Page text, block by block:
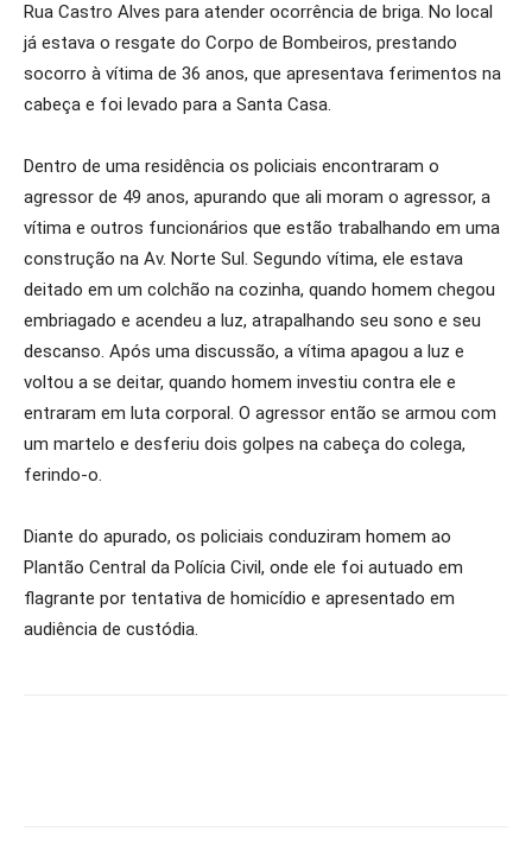
Rua Castro Alves para atender ocorrência de briga. No local
já estava o resgate do Corpo de Bombeiros, prestando
socorro à vítima de 36 anos, que apresentava ferimentos na
cabeça e foi levado para a Santa Casa.
Dentro de uma residência os policiais encontraram o
agressor de 49 anos, apurando que ali moram o agressor, a
vítima e outros funcionários que estão trabalhando em uma
construção na Av. Norte Sul. Segundo vítima, ele estava
deitado em um colchão na cozinha, quando homem chegou
embriagado e acendeu a luz, atrapalhando seu sono e seu
descanso. Após uma discussão, a vítima apagou a luz e
voltou a se deitar, quando homem investiu contra ele e
entraram em luta corporal. O agressor então se armou com
um martelo e desferiu dois golpes na cabeça do colega,
ferindo-o.
Diante do apurado, os policiais conduziram homem ao
Plantão Central da Polícia Civil, onde ele foi autuado em
flagrante por tentativa de homicídio e apresentado em
audiência de custódia.